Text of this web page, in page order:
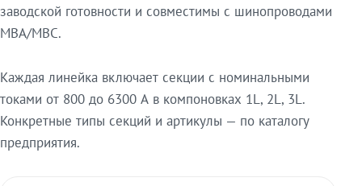
заводской готовности и совместимы с шинопроводами
МВА/МВС.
Каждая линейка включает секции с номинальными
токами от 800 до 6300 А в компоновках 1L, 2L, 3L.
Конкретные типы секций и артикулы — по каталогу
предприятия.